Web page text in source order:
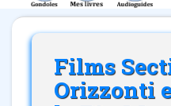
Films
Orizzonti